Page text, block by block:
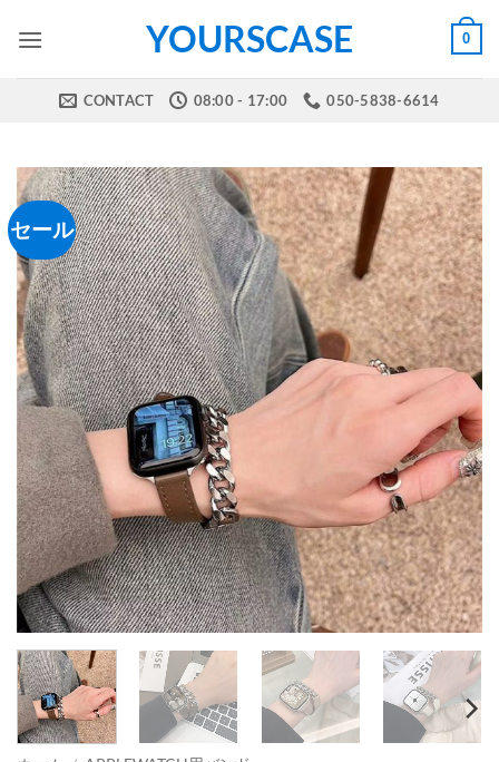
YOURSCASE 0
CONTACT 08:00 - 17:00 050-5838-6614
セール